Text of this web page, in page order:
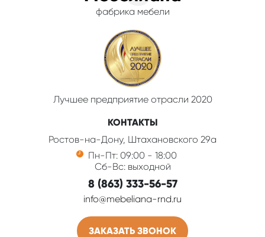
фабрика мебели
Лучшее предприятие отрасли 2020
КОНТАКТЫ
Ростов-на-Дону, Штахановского 29а
Пн-Пт: 09:00 - 18:00
Сб-Вс: выходной
8 (863) 333-56-57
info@mebeliana-rnd.ru
ЗАКАЗАТЬ ЗВОНОК